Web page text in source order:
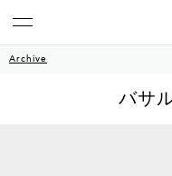
Archive
バサ